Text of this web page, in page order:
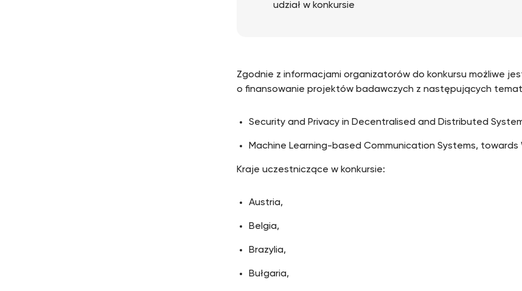
udział w konkursie
Zgodnie z informacjami organizatorów do konkursu możliwe
o finansowanie projektów badawczych z następujących
Security and Privacy in Decentralised and Distributed
Machine Learning-based Communication Systems, towards
Kraje uczestniczące w konkursie:
Austria,
Belgia,
Brazylia,
Bułgaria,